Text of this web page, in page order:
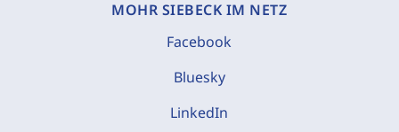
MOHR SIEBECK IM NETZ
Facebook
Bluesky
LinkedIn